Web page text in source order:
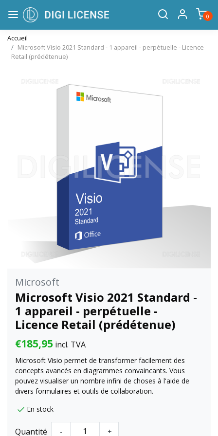
0
Accueil
Microsoft Visio 2021 Standard - 1 appareil - perpétuelle - Licence
Retail (prédétenue)
Microsoft
Microsoft Visio 2021 Standard -
1 appareil - perpétuelle -
Licence Retail (prédétenue)
€185,95 incl. TVA
Microsoft Visio permet de transformer facilement des
concepts avancés en diagrammes convaincants. Vous
pouvez visualiser un nombre infini de choses à l'aide de
divers formulaires et outils de collaboration.
En stock
Quantité - +